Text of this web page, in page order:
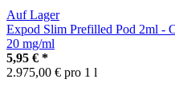
Auf Lager
Expod Slim Prefilled Pod 2ml -
20 mg/ml
5,95 € *
2.975,00 € pro 1 l